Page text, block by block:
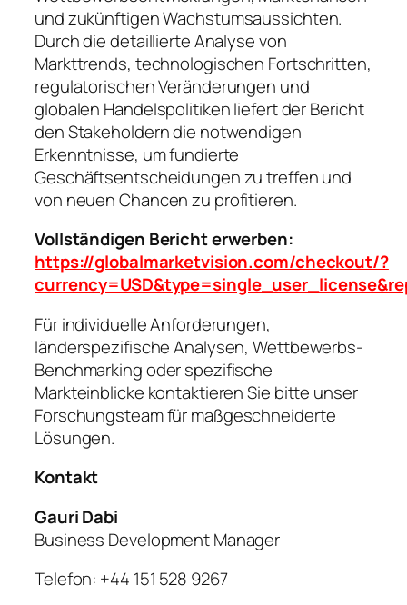
und zukünftigen Wachstumsaussichten.
Durch die detaillierte Analyse von
Markttrends, technologischen Fortschritten,
regulatorischen Veränderungen und
globalen Handelspolitiken liefert der Bericht
den Stakeholdern die notwendigen
Erkenntnisse, um fundierte
Geschäftsentscheidungen zu treffen und
von neuen Chancen zu profitieren.
Vollständigen Bericht erwerben:
https://globalmarketvision.com/checkout/?
Für individuelle Anforderungen,
länderspezifische Analysen, Wettbewerbs-
Benchmarking oder spezifische
Markteinblicke kontaktieren Sie bitte unser
Forschungsteam für maßgeschneiderte
Lösungen.
Kontakt
Gauri Dabi
Business Development Manager
Telefon: +44 151 528 9267